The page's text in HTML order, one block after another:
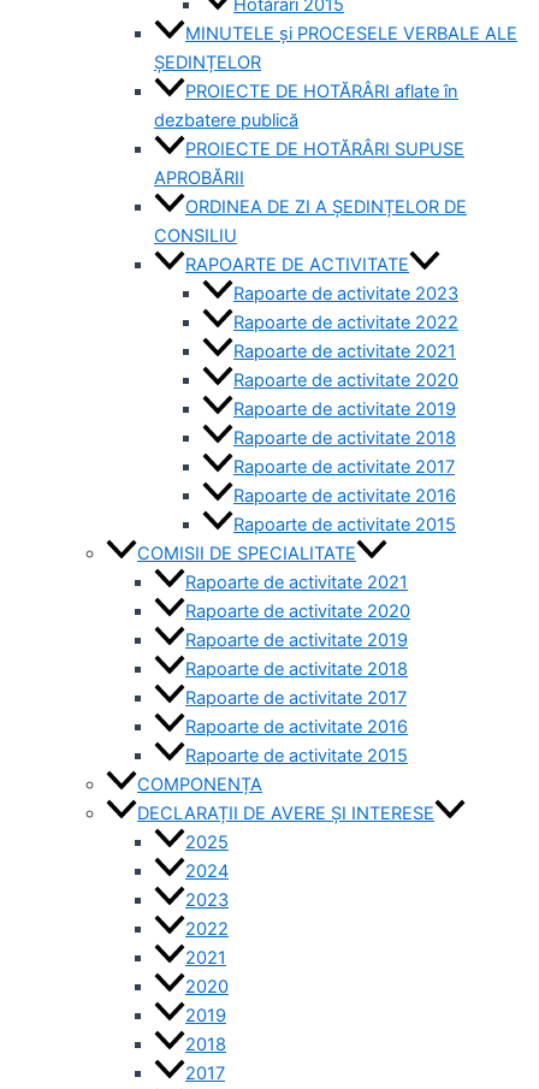
MINUTELE și PROCESELE VERBALE ALE
ȘEDINȚELOR
PROIECTE DE HOTĂRÂRI aflate în
dezbatere publică
PROIECTE DE HOTĂRÂRI SUPUSE
APROBĂRII
ORDINEA DE ZI A ȘEDINȚELOR DE
CONSILIU
RAPOARTE DE ACTIVITATE
Rapoarte de activitate 2023
Rapoarte de activitate 2022
Rapoarte de activitate 2021
Rapoarte de activitate 2020
Rapoarte de activitate 2019
Rapoarte de activitate 2018
Rapoarte de activitate 2017
Rapoarte de activitate 2016
Rapoarte de activitate 2015
COMISII DE SPECIALITATE
Rapoarte de activitate 2021
Rapoarte de activitate 2020
Rapoarte de activitate 2019
Rapoarte de activitate 2018
Rapoarte de activitate 2017
Rapoarte de activitate 2016
Rapoarte de activitate 2015
COMPONENȚA
DECLARAȚII DE AVERE ȘI INTERESE
2025
2024
2023
2022
2021
2020
2019
2018
2017